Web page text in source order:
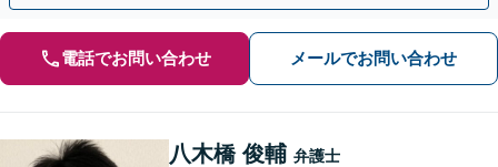
電話でお問い合わせ メールでお問い合わせ
八木橋 俊輔 弁護士